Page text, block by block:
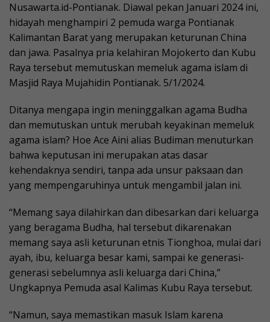
Nusawarta.id-Pontianak. Diawal pekan Januari 2024 ini,
hidayah menghampiri 2 pemuda warga Pontianak
Kalimantan Barat yang merupakan keturunan China
dan jawa. Pasalnya pria kelahiran Mojokerto dan Kubu
Raya tersebut memutuskan memeluk agama islam di
Masjid Raya Mujahidin Pontianak. 5/1/2024.
Ditanya mengapa ingin meninggalkan agama Budha
dan memutuskan untuk merubah keyakinan memeluk
agama islam? Hoe Ace Aini alias Budiman menuturkan
bahwa keputusan ini merupakan atas dasar
kehendaknya sendiri, tanpa ada unsur paksaan dan
yang mempengaruhinya untuk mengambil jalan ini.
“Memang saya dilahirkan dan dibesarkan dari keluarga
yang beragama Budha, hal tersebut dikarenakan
memang saya asli keturunan etnis Tionghoa, mulai dari
ayah, ibu, keluarga besar kami, sampai ke generasi-
generasi sebelumnya asli keluarga dari China,”
Ungkapnya Pemuda asal Kalimas Kubu Raya tersebut.
“Namun, saya memastikan masuk Islam karena